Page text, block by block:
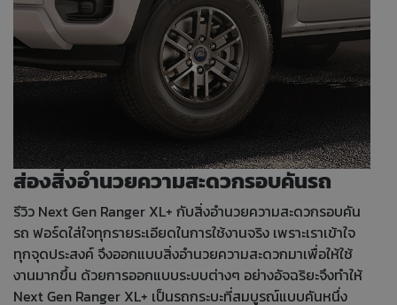
ส่องสิ่งอำนวยความสะดวกรอบคันรถ
รีวิว Next Gen Ranger XL+ กับสิ่งอำนวยความสะดวกรอบคัน
รถ ฟอร์ดใส่ใจทุกรายระเอียดในการใช้งานจริง เพราะเราเข้าใจ
ทุกจุดประสงค์ จึงออกแบบสิ่งอำนวยความสะดวกมาเพื่อให้ใช้
งานมากขึ้น ด้วยการออกแบบระบบต่างๆ อย่างอัจฉริยะจึงทำให้
Next Gen Ranger XL+ เป็นรถกระบะที่สมบูรณ์แบบคันหนึ่ง